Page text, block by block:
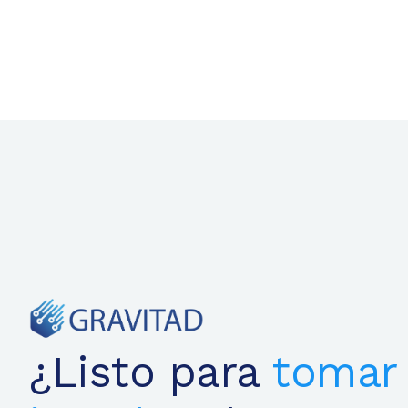
¿Listo para tomar